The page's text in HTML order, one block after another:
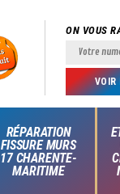
ON VOUS
VOIR
RÉPARATION
FISSURE MURS
17 CHARENTE-
MARITIME